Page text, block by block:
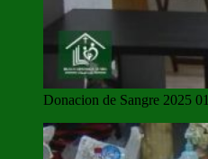
Donacion de Sangre 2025